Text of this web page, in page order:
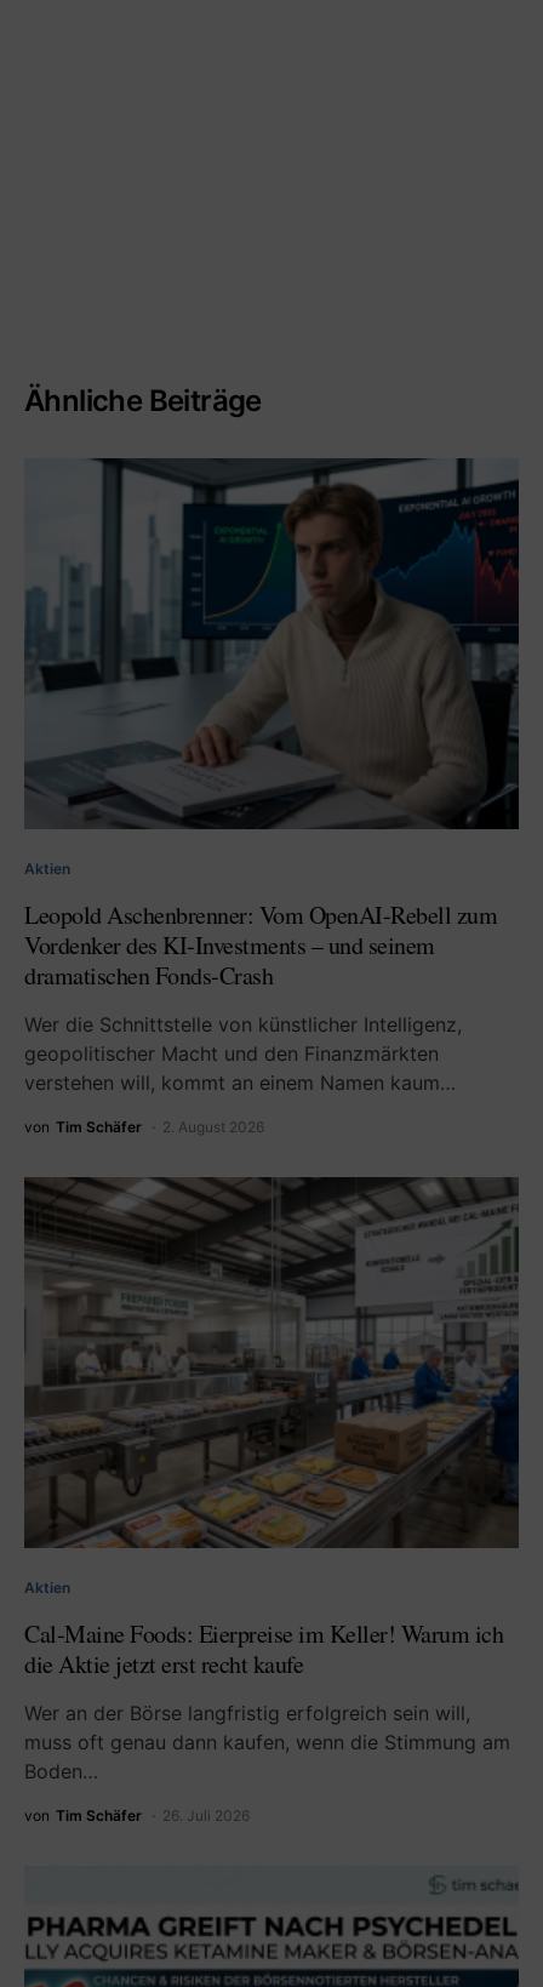
Ähnliche Beiträge
Aktien
Leopold Aschenbrenner: Vom OpenAI-Rebell zum
Vordenker des KI-Investments – und seinem
dramatischen Fonds-Crash
Wer die Schnittstelle von künstlicher Intelligenz,
geopolitischer Macht und den Finanzmärkten
verstehen will, kommt an einem Namen kaum…
von Tim Schäfer 2. August 2026
Aktien
Cal-Maine Foods: Eierpreise im Keller! Warum ich
die Aktie jetzt erst recht kaufe
Wer an der Börse langfristig erfolgreich sein will,
muss oft genau dann kaufen, wenn die Stimmung am
Boden…
von Tim Schäfer 26. Juli 2026